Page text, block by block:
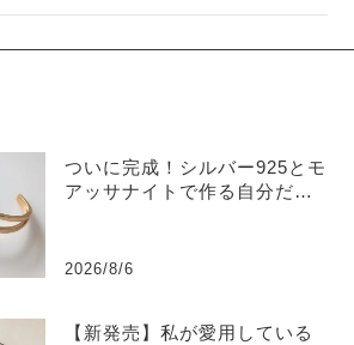
ついに完成！シルバー925とモ
アッサナイトで作る自分だけ
2026/8/6
【新発売】私が愛用している